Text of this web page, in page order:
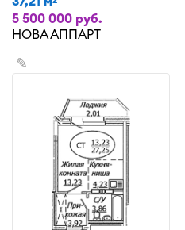
5 500 000 руб.
НОВА АППАРТ
✎